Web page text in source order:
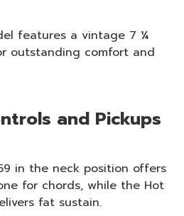
features a vintage 7 ¼
outstanding comfort and
and Pickups
in the neck position offers
for chords, while the Hot
fat sustain.